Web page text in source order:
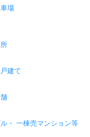
場
建て
・ 一棟売マンション等